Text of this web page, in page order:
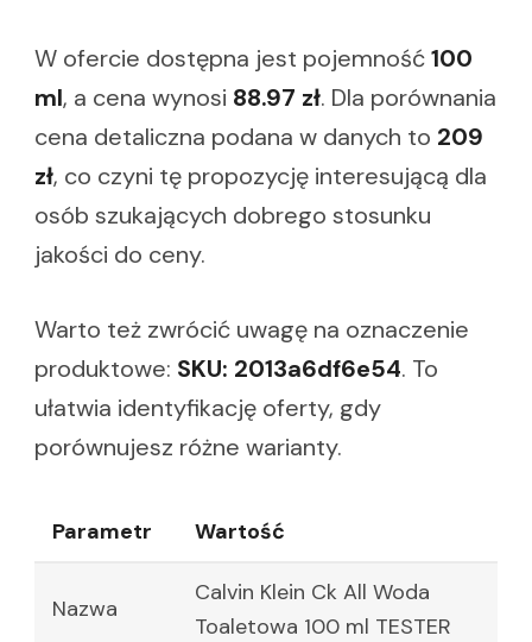
W ofercie dostępna jest pojemność100
ml, a cena wynosi 88.97 zł. Dla porównania
cena detaliczna podana w danych to 209
zł, co czyni tę propozycję interesującą dla
osób szukających dobrego stosunku
jakości do ceny.
Warto też zwrócić uwagę na oznaczenie
produktowe: SKU: 2013a6df6e54. To
ułatwia identyfikację oferty, gdy
porównujesz różne warianty.
Parametr Wartość
Nazwa
Calvin Klein Ck All Woda
Toaletowa 100 ml TESTER